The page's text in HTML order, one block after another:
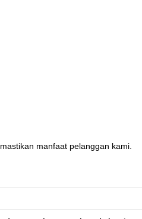
manfaat pelanggan kami.